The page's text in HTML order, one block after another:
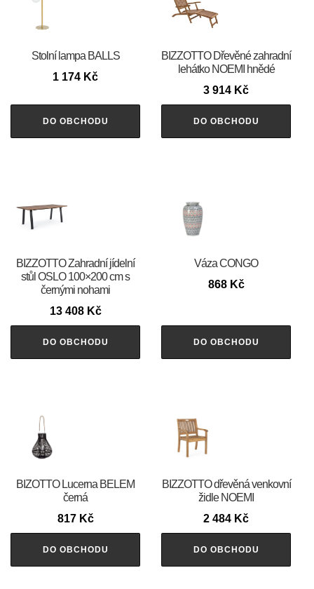
Stolní lampa BALLS
1 174 Kč
DO OBCHODU
BIZZOTTO Dřevěné zahradní
lehátko NOEMI hnědé
3 914 Kč
DO OBCHODU
BIZZOTTO Zahradní jídelní
stůl OSLO 100×200 cm s
černými nohami
13 408 Kč
DO OBCHODU
Váza CONGO
868 Kč
DO OBCHODU
BIZOTTO Lucerna BELEM
černá
817 Kč
DO OBCHODU
BIZZOTTO dřevěná venkovní
židle NOEMI
2 484 Kč
DO OBCHODU